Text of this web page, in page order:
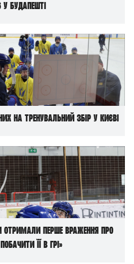
у Будапешті
на тренувальний збір у Києві
отримали перше враження про
її в грі»